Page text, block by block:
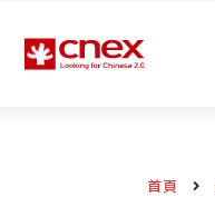
首頁